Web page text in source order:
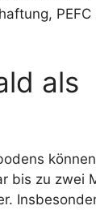
als
bis zu zwei